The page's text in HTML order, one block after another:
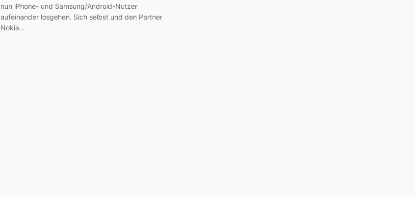
nun iPhone- und Samsung/Android-Nutzer
aufeinander losgehen. Sich selbst und den Partner
Nokia…